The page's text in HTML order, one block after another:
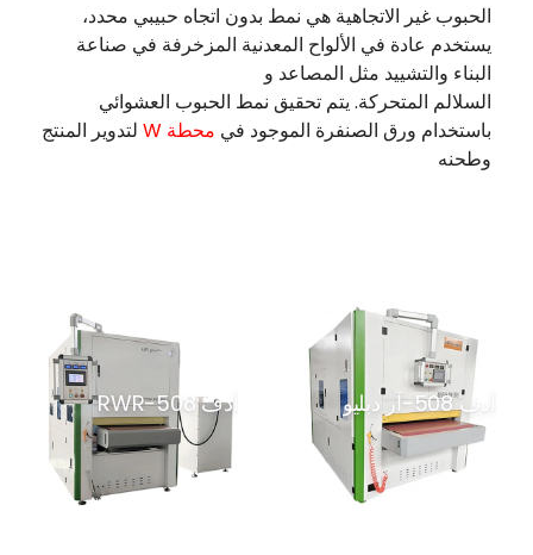
الحبوب غير الاتجاهية هي نمط بدون اتجاه حبيبي محدد،
يستخدم عادة في الألواح المعدنية المزخرفة في صناعة
البناء والتشييد مثل المصاعد و
السلالم المتحركة. يتم تحقيق نمط الحبوب العشوائي
باستخدام ورق الصنفرة الموجود في محطة W
لتدوير المنتج
وطحنه
أدف 508-آر دبليو أدف 508-RWR